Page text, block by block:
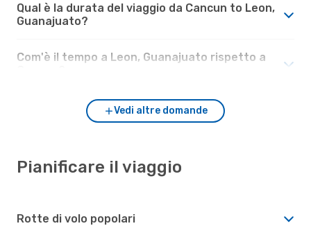
Qual è la durata del viaggio da Cancun to Leon,
Guanajuato?
Com'è il tempo a Leon, Guanajuato rispetto a
Vedi altre domande
Pianificare il viaggio
Rotte di volo popolari